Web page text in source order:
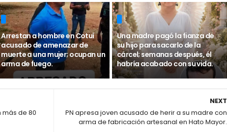
Arrestan a hombre en Cotuí
acusado de amenazar de
muerte a una mujer; ocupan un
arma de fuego.
Una madre pagó la fianza de
su hijo para sacarlo de la
cárcel; semanas después, él
habría acabado con su vida.
NEXT
PN apresa joven acusado de herir a su madre con
arma de fabricación artesanal en Hato Mayor.
de 80